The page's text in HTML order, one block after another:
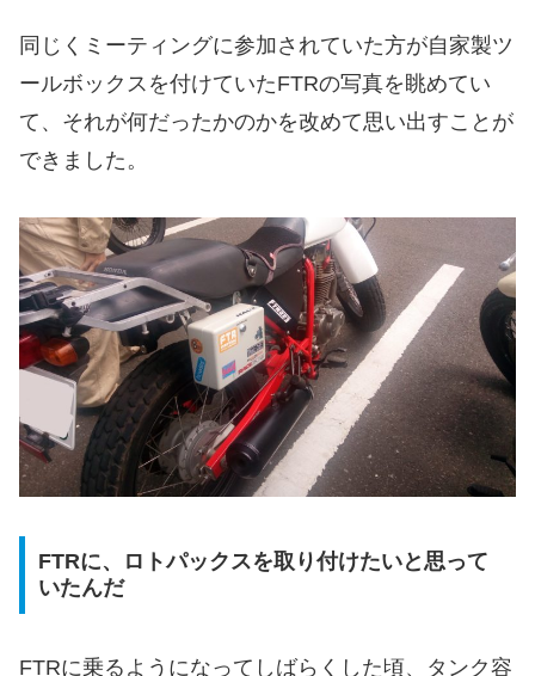
同じくミーティングに参加されていた方が自家製ツ
ールボックスを付けていたFTRの写真を眺めてい
て、それが何だったかのかを改めて思い出すことが
できました。
FTRに、ロトパックスを取り付けたいと思って
いたんだ
FTRに乗るようになってしばらくした頃、タンク容